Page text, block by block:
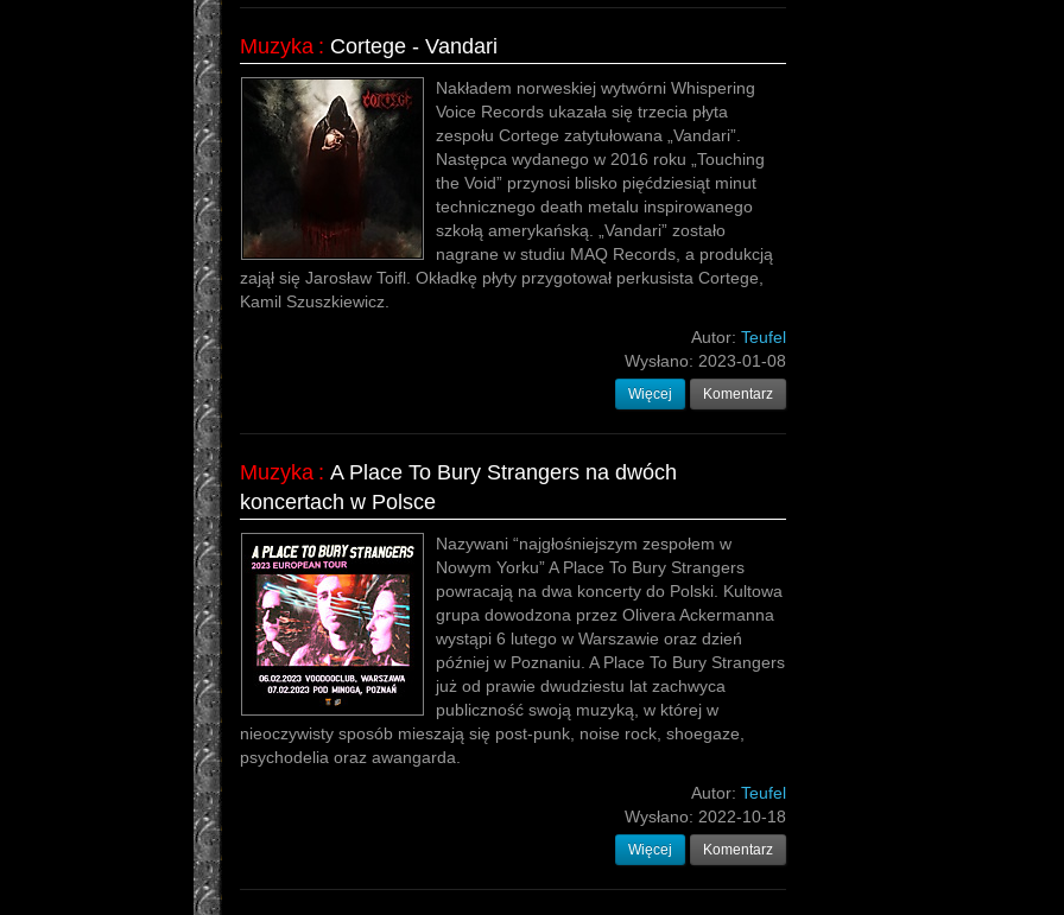
Muzyka : Cortege - Vandari
Nakładem norweskiej wytwórni Whispering
Voice Records ukazała się trzecia płyta
zespołu Cortege zatytułowana „Vandari”.
Następca wydanego w 2016 roku „Touching
the Void” przynosi blisko pięćdziesiąt minut
technicznego death metalu inspirowanego
szkołą amerykańską. „Vandari” zostało
nagrane w studiu MAQ Records, a produkcją
zajął się Jarosław Toifl. Okładkę płyty przygotował perkusista Cortege,
Kamil Szuszkiewicz.
Autor: Teufel
Wysłano: 2023-01-08
Więcej Komentarz
Muzyka : A Place To Bury Strangers na dwóch
koncertach w Polsce
Nazywani “najgłośniejszym zespołem w
Nowym Yorku” A Place To Bury Strangers
powracają na dwa koncerty do Polski. Kultowa
grupa dowodzona przez Olivera Ackermanna
wystąpi 6 lutego w Warszawie oraz dzień
później w Poznaniu. A Place To Bury Strangers
już od prawie dwudziestu lat zachwyca
publiczność swoją muzyką, w której w
nieoczywisty sposób mieszają się post-punk, noise rock, shoegaze,
psychodelia oraz awangarda.
Autor: Teufel
Wysłano: 2022-10-18
Więcej Komentarz